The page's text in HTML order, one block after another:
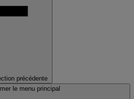
précédente
le menu principal